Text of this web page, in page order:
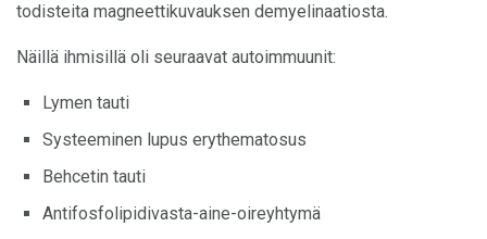
todisteita magneettikuvauksen demyelinaatiosta.
Näillä ihmisillä oli seuraavat autoimmuunit:
Lymen tauti
Systeeminen lupus erythematosus
Behcetin tauti
Antifosfolipidivasta-aine-oireyhtymä